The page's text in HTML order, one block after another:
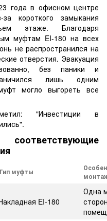
года в офисном центре
короткого замыкания
этаже. Благодаря
муфтам EI-180 на всех
не распространился на
отверстия. Эвакуация
без паники и
лишь одним
могло выгореть все
"Инвестиции в
муфты
EI-180
Одна